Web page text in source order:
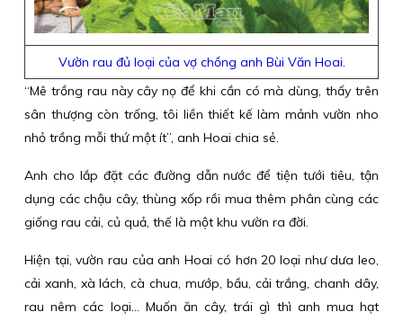
Vườn rau đủ loại của vợ chồng anh Bùi Văn Hoai.
“Mê trồng rau này cây nọ để khi cần có mà dùng, thấy trên
sân thượng còn trống, tôi liền thiết kế làm mảnh vườn nho
nhỏ trồng mỗi thứ một ít”, anh Hoai chia sẻ.
Anh cho lắp đặt các đường dẫn nước để tiện tưới tiêu, tận
dụng các chậu cây, thùng xốp rồi mua thêm phân cùng các
giống rau cải, củ quả, thế là một khu vườn ra đời.
Hiện tại, vườn rau của anh Hoai có hơn 20 loại như dưa leo,
cải xanh, xà lách, cà chua, mướp, bầu, cải trắng, chanh dây,
rau nêm các loại... Muốn ăn cây, trái gì thì anh mua hạt